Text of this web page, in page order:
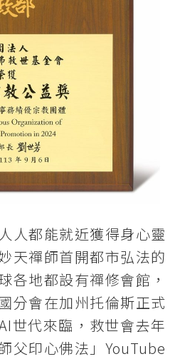
人都能就近獲得身心靈
天禪師首開都市弘法的
各地都設有禪修會館，
分會在加州托倫斯正式
世代來臨，救世會去年
父印心佛法」YouTube